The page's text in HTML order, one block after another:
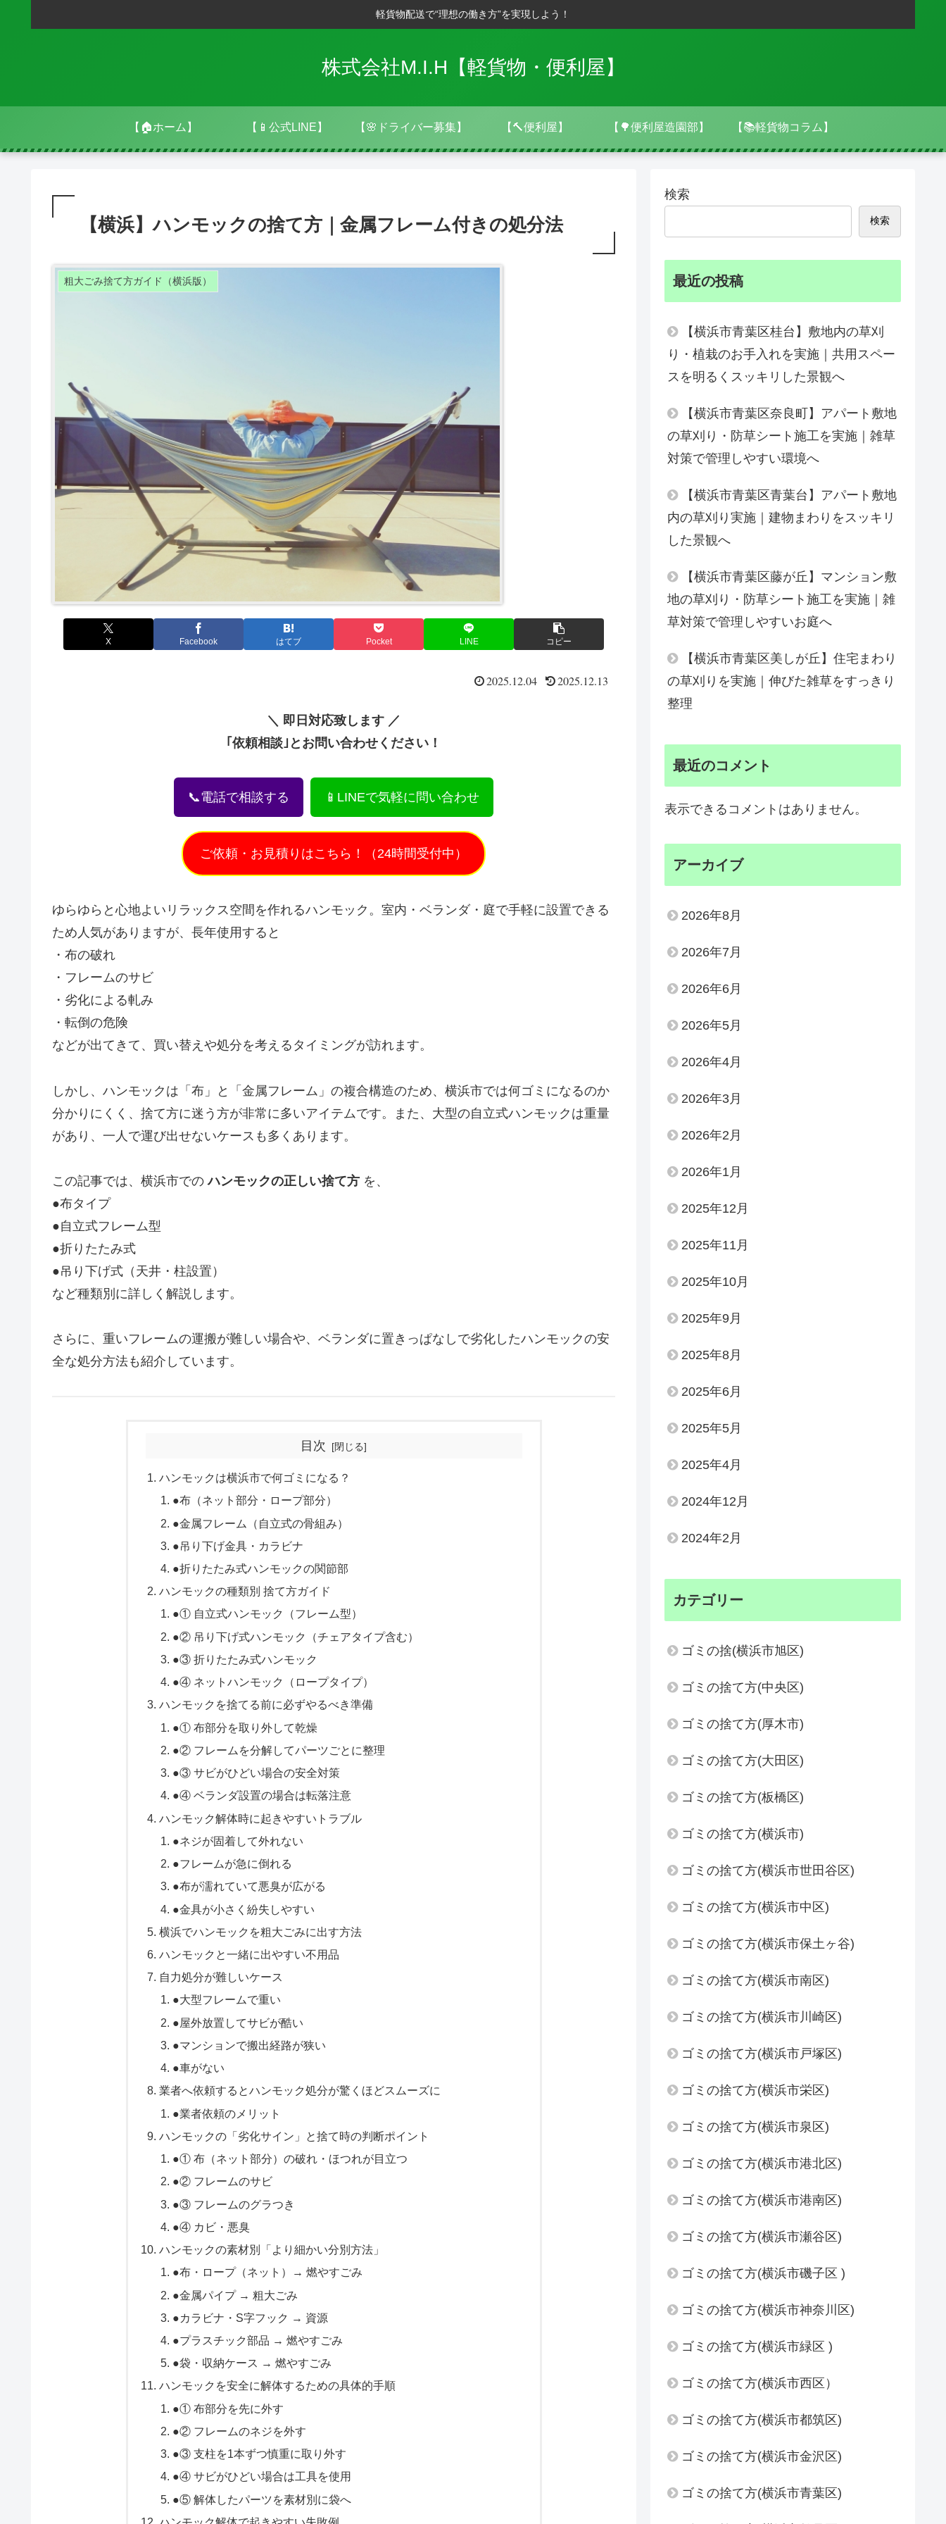
軽貨物配送で“理想の働き方”を実現しよう！
株式会社M.I.H【軽貨物・便利屋】
【🏠ホーム】 【📱公式LINE】 【🌸ドライバー募集】 【🔨便利屋】 【🌳便利屋造園部】 【📚軽貨物コラム】
【横浜】ハンモックの捨て方｜金属フレーム付きの処分法
粗大ごみ捨て方ガイド（横浜版）
X Facebook はてブ Pocket LINE コピー
2025.12.04 2025.12.13
＼ 即日対応致します ／
｢依頼相談｣とお問い合わせください！
📞電話で相談する 📱LINEで気軽に問い合わせ
ご依頼・お見積りはこちら！（24時間受付中）
ゆらゆらと心地よいリラックス空間を作れるハンモック。室内・ベランダ・庭で手軽に設置できる
ため人気がありますが、長年使用すると
・布の破れ
・フレームのサビ
・劣化による軋み
・転倒の危険
などが出てきて、買い替えや処分を考えるタイミングが訪れます。
しかし、ハンモックは「布」と「金属フレーム」の複合構造のため、横浜市では何ゴミになるのか
分かりにくく、捨て方に迷う方が非常に多いアイテムです。また、大型の自立式ハンモックは重量
があり、一人で運び出せないケースも多くあります。
この記事では、横浜市でのハンモックの正しい捨て方 を、
●布タイプ
●自立式フレーム型
●折りたたみ式
●吊り下げ式（天井・柱設置）
など種類別に詳しく解説します。
さらに、重いフレームの運搬が難しい場合や、ベランダに置きっぱなしで劣化したハンモックの安
全な処分方法も紹介しています。
目次
ハンモックは横浜市で何ゴミになる？
●布（ネット部分・ロープ部分）
●金属フレーム（自立式の骨組み）
●吊り下げ金具・カラビナ
●折りたたみ式ハンモックの関節部
ハンモックの種類別 捨て方ガイド
●① 自立式ハンモック（フレーム型）
●② 吊り下げ式ハンモック（チェアタイプ含む）
●③ 折りたたみ式ハンモック
●④ ネットハンモック（ロープタイプ）
ハンモックを捨てる前に必ずやるべき準備
●① 布部分を取り外して乾燥
●② フレームを分解してパーツごとに整理
●③ サビがひどい場合の安全対策
●④ ベランダ設置の場合は転落注意
ハンモック解体時に起きやすいトラブル
●ネジが固着して外れない
●フレームが急に倒れる
●布が濡れていて悪臭が広がる
●金具が小さく紛失しやすい
横浜でハンモックを粗大ごみに出す方法
ハンモックと一緒に出やすい不用品
自力処分が難しいケース
●大型フレームで重い
●屋外放置してサビが酷い
●マンションで搬出経路が狭い
●車がない
業者へ依頼するとハンモック処分が驚くほどスムーズに
●業者依頼のメリット
ハンモックの「劣化サイン」と捨て時の判断ポイント
●① 布（ネット部分）の破れ・ほつれが目立つ
●② フレームのサビ
●③ フレームのグラつき
●④ カビ・悪臭
ハンモックの素材別「より細かい分別方法」
●布・ロープ（ネット）→ 燃やすごみ
●金属パイプ → 粗大ごみ
●カラビナ・S字フック → 資源
●プラスチック部品 → 燃やすごみ
●袋・収納ケース → 燃やすごみ
ハンモックを安全に解体するための具体的手順
●① 布部分を先に外す
●② フレームのネジを外す
●③ 支柱を1本ずつ慎重に取り外す
●④ サビがひどい場合は工具を使用
●⑤ 解体したパーツを素材別に袋へ
検索
検索
最近の投稿
【横浜市青葉区桂台】敷地内の草刈
り・植栽のお手入れを実施｜共用スペー
スを明るくスッキリした景観へ
【横浜市青葉区奈良町】アパート敷地
の草刈り・防草シート施工を実施｜雑草
対策で管理しやすい環境へ
【横浜市青葉区青葉台】アパート敷地
内の草刈り実施｜建物まわりをスッキリ
した景観へ
【横浜市青葉区藤が丘】マンション敷
地の草刈り・防草シート施工を実施｜雑
草対策で管理しやすいお庭へ
【横浜市青葉区美しが丘】住宅まわり
の草刈りを実施｜伸びた雑草をすっきり
整理
最近のコメント
表示できるコメントはありません。
アーカイブ
2026年8月
2026年7月
2026年6月
2026年5月
2026年4月
2026年3月
2026年2月
2026年1月
2025年12月
2025年11月
2025年10月
2025年9月
2025年8月
2025年6月
2025年5月
2025年4月
2024年12月
2024年2月
カテゴリー
ゴミの捨(横浜市旭区)
ゴミの捨て方(中央区)
ゴミの捨て方(厚木市)
ゴミの捨て方(大田区)
ゴミの捨て方(板橋区)
ゴミの捨て方(横浜市)
ゴミの捨て方(横浜市世田谷区)
ゴミの捨て方(横浜市中区)
ゴミの捨て方(横浜市保土ヶ谷)
ゴミの捨て方(横浜市南区)
ゴミの捨て方(横浜市川崎区)
ゴミの捨て方(横浜市戸塚区)
ゴミの捨て方(横浜市栄区)
ゴミの捨て方(横浜市泉区)
ゴミの捨て方(横浜市港北区)
ゴミの捨て方(横浜市港南区)
ゴミの捨て方(横浜市瀬谷区)
ゴミの捨て方(横浜市磯子区 )
ゴミの捨て方(横浜市神奈川区)
ゴミの捨て方(横浜市緑区 )
ゴミの捨て方(横浜市西区）
ゴミの捨て方(横浜市都筑区)
ゴミの捨て方(横浜市金沢区)
ゴミの捨て方(横浜市青葉区)